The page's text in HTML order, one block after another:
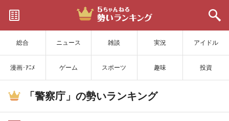
総合 ニュース 雑談 実況 アイドル
漫画･ｱﾆﾒ ゲーム スポーツ 趣味 投資
サイトを更新
「警察庁」の勢いランキング